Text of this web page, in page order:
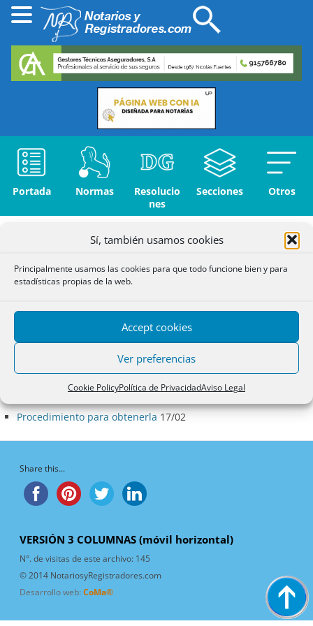
Sí, también usamos cookies
Principalmente usamos las cookies para que todo funcione bien y para
estadísticas propias de la web.
Accept cookies
Ver preferencias
Cookie PolicyPolítica de PrivacidadAviso Legal
Portada Normas
Resolucio
nes
Secciones Otros
Resoluciones » Sena
E)
»
Anotación Preventiva de Crédito Refaccionario
Artículos de la Categoría
Carácter preferente17/02
Naturaleza del crédito refaccionario
Procedimiento para obtenerla 17/02
Share this...
VERSIÓN 3 COLUMNAS (móvil horizontal)
N°. de visitas de este archivo: 145
© 2014 NotariosyRegistradores.com
Desarrollo web: CoMa®